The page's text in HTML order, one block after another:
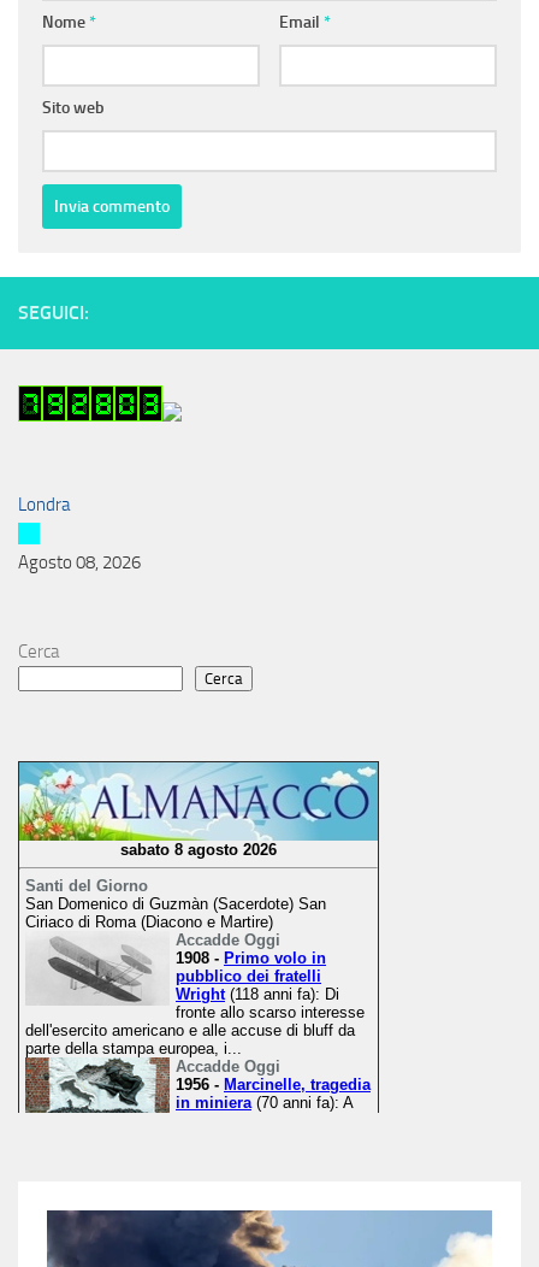
Nome* Email *
Sito web
SEGUICI:
Londra
Agosto 08, 2026
Cerca
Cerca